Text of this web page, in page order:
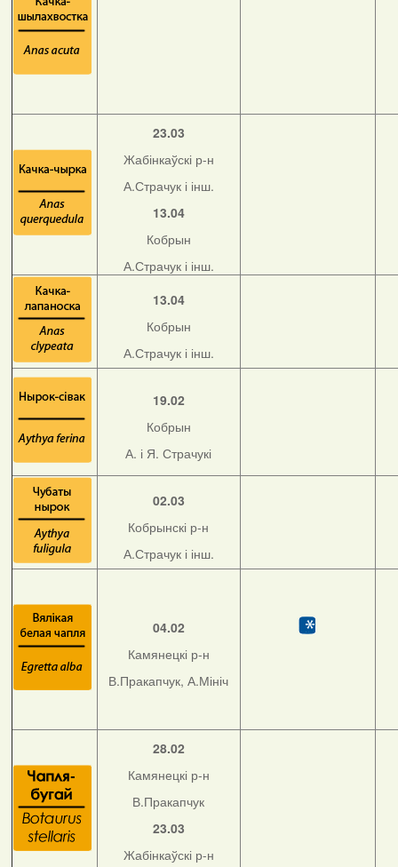
23.03
Жабінкаўскі р-н
А.Страчук і інш.
13.04
Кобрын
А.Страчук і інш.
13.04
Кобрын
А.Страчук і інш.
19.02
Кобрын
А. і Я. Страчукі
02.03
Кобрынскі р-н
А.Страчук і інш.
04.02
Камянецкі р-н
В.Пракапчук, А.Мініч
28.02
Камянецкі р-н
В.Пракапчук
23.03
Жабінкаўскі р-н